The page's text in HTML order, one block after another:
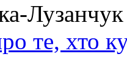
Лузанчук
те, хто